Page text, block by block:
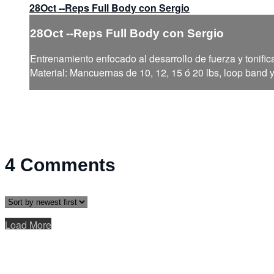
28Oct --Reps Full Body con Sergio
28Oct --Reps Full Body con Sergio
Entrenamiento enfocado al desarrollo de fuerza y
Material: Mancuernas de 10, 12, 15 ó 20 lbs, loop band
4 Comments
Load More